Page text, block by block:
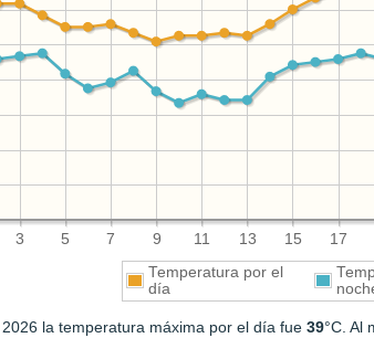
3 5 7 9 11 13 15 17
Temperatura por el
día
2026 la temperatura máxima por el día fue39°C. Al